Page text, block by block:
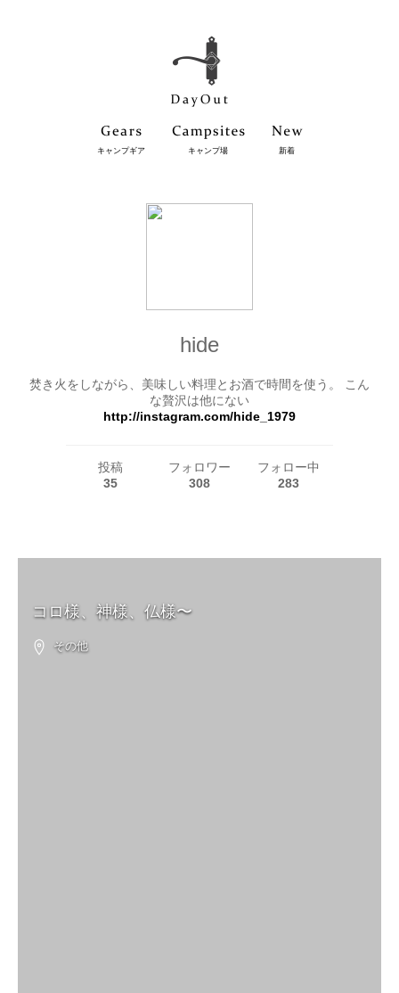
キャンプギア キャンプ場 新着
hide
焚き火をしながら、美味しい料理とお酒で時間を使う。 こん
な贅沢は他にない
http://instagram.com/hide_1979
投稿
35
フォロワー
308
フォロー中
283
コロ様、神様、仏様〜
その他